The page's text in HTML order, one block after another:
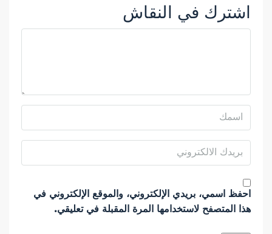
اشترك في النقاش
احفظ اسمي، بريدي الإلكتروني، والموقع الإلكتروني في
هذا المتصفح لاستخدامها المرة المقبلة في تعليقي.